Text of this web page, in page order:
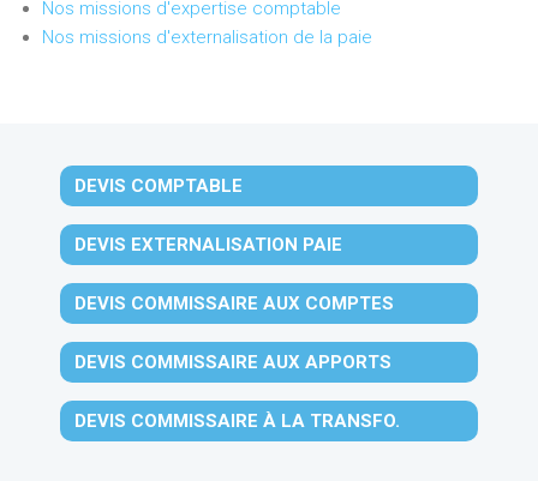
Nos missions d'expertise comptable
Nos missions d'externalisation de la paie
DEVIS COMPTABLE
DEVIS EXTERNALISATION PAIE
DEVIS COMMISSAIRE AUX COMPTES
DEVIS COMMISSAIRE AUX APPORTS
DEVIS COMMISSAIRE À LA TRANSFO.